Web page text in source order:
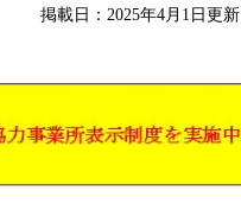
掲載日：2025年4月1日更新